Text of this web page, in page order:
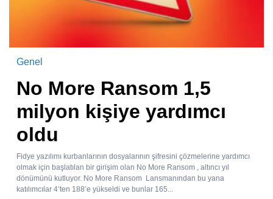
Genel
No More Ransom 1,5
milyon kişiye yardımcı
oldu
Fidye yazılımı kurbanlarının dosyalarının şifresini çözmelerine yardımcı
olmak için başlatılan bir girişim olan No More Ransom , altıncı yıl
dönümünü kutluyor. No More Ransom Lansmanından bu yana
katılımcılar 4’ten 188’e yükseldi ve bunlar 165...